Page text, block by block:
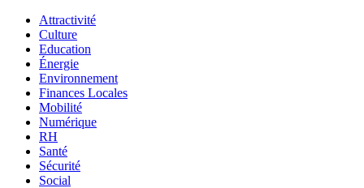
Attractivité
Culture
Education
Énergie
Environnement
Finances Locales
Mobilité
Numérique
RH
Santé
Sécurité
Social